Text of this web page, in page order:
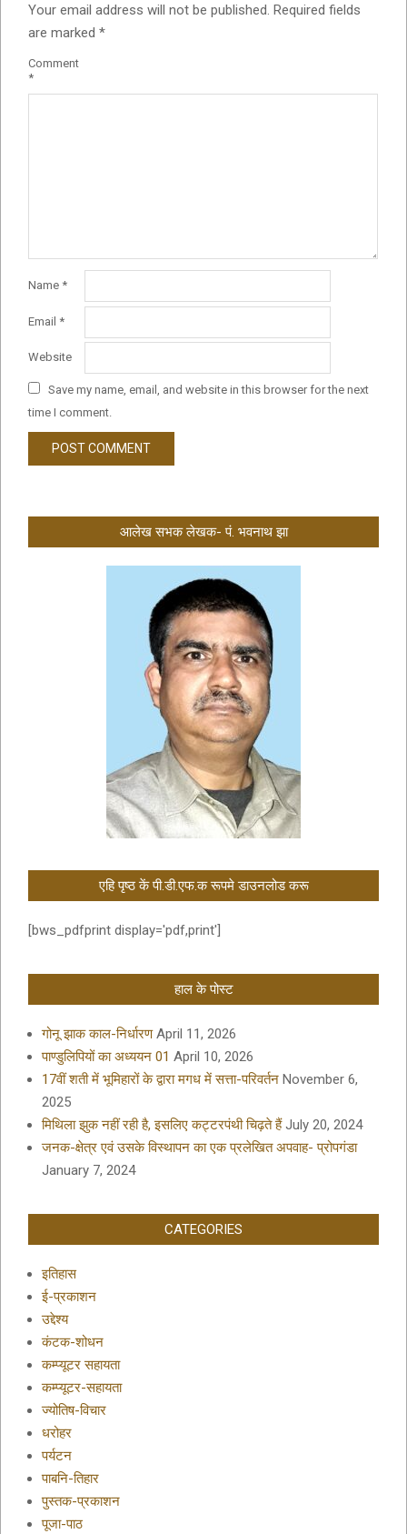
Your email address will not be published. Required fields
are marked *
Comment
*
Name *
Email *
Website
Save my name, email, and website in this browser for the next
time I comment.
आलेख सभक लेखक- पं. भवनाथ झा
एहि पृष्ठ कें पी.डी.एफ.क रूपमे डाउनलोड करू
[bws_pdfprint display='pdf,print']
हाल के पोस्ट
गोनू झाक काल-निर्धारण April 11, 2026
पाण्डुलिपियों का अध्ययन 01 April 10, 2026
17वीं शती में भूमिहारों के द्वारा मगध में सत्ता-परिवर्तन November 6,
2025
मिथिला झुक नहीं रही है, इसलिए कट्टरपंथी चिढ़ते हैं July 20, 2024
जनक-क्षेत्र एवं उसके विस्थापन का एक प्रलेखित अपवाह- प्रोपगंडा
January 7, 2024
CATEGORIES
इतिहास
ई-प्रकाशन
उद्देश्य
कंटक-शोधन
कम्प्यूटर सहायता
कम्प्यूटर-सहायता
ज्योतिष-विचार
धरोहर
पर्यटन
पाबनि-तिहार
पुस्तक-प्रकाशन
पूजा-पाठ